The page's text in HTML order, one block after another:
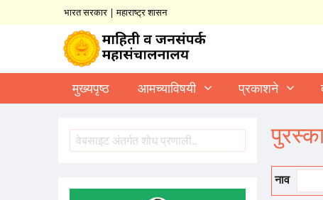
भारत सरकार |महाराष्ट्र शासन
मुख्यपृष्ठ आमच्याविषयी प्रकाशने
नाव
शोध
Search